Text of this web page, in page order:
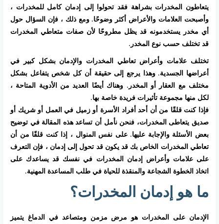
يتعاطون المخدرات بشراهة فقد تحولوا إلى إدمان كامل للمخدرات ،
وأصبحت العلامات والأعراض أكثر وضوحًا. ومع ذلك ، فإن السؤال حول
أي مخدر يستخدمونه قد يظل مطروحًا لأن صفات متعاطي المخدرات
قد تختلف حسب نوع المخدر.
تختلف علامات وأعراض تعاطي المخدرات والإدمان بشكل كبير في
أعراضها الجسدية. وهذا يرجع إلى حقيقة أن كل شخص يتفاعل بشكل
مختلف مع العقار أو المخدر. وهناك أيضًا العديد من الأدوية المتاحة ،
لكل منها مجموعة تأثيرات فريدة خاصة بها.
فإذا كنت قلقًا من أن أحد أفراد الأسرة أو زميل في العمل أو شريك أو
صديق يتعاطى المخدرات، فنحن نأمل أن تساعد هذه المقالة في توضيح
بعض الأسئلة والإجابة عليها. على نفس المنوال ، إذا كنت قلقًا من أن
تعاطي المخدرات الخاص بك قد يكون قد تحول إلى إدمان ، فإن التعرف
على علامات وأعراض إدمان المخدرات في نفسك قد يساعدك على
اتخاذ الخطوة الشجاعة والمنقذة للحياة في طلب المساعدة المهنية.
ما هو إدمان المخدرات؟
الإدمان على المخدرات هو مرض مزمن ومتصاعد في الدماغ يتميز